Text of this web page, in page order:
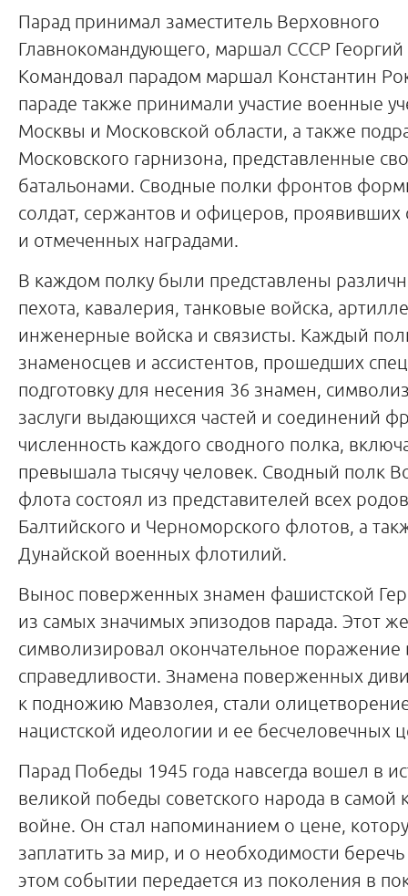
Парад принимал заместитель Верховного
Главнокомандующего, маршал СССР Георгий
Командовал парадом маршал Константин
параде также принимали участие военные
Москвы и Московской области, а также
Московского гарнизона, представленные
батальонами. Сводные полки фронтов
солдат, сержантов и офицеров, проявивших
и отмеченных наградами.
В каждом полку были представлены
пехота, кавалерия, танковые войска,
инженерные войска и связисты. Каждый
знаменосцев и ассистентов, прошедших
подготовку для несения 36 знамен,
заслуги выдающихся частей и соединений
численность каждого сводного полка,
превышала тысячу человек. Сводный полк
флота состоял из представителей всех
Балтийского и Черноморского флотов, а
Дунайской военных флотилий.
Вынос поверженных знамен фашистской
из самых значимых эпизодов парада. Этот
символизировал окончательное поражение
справедливости. Знамена поверженных
к подножию Мавзолея, стали
нацистской идеологии и ее бесчеловечных
Парад Победы 1945 года навсегда вошел в
великой победы советского народа в самой
войне. Он стал напоминанием о цене,
заплатить за мир, и о необходимости
этом событии передается из поколения в